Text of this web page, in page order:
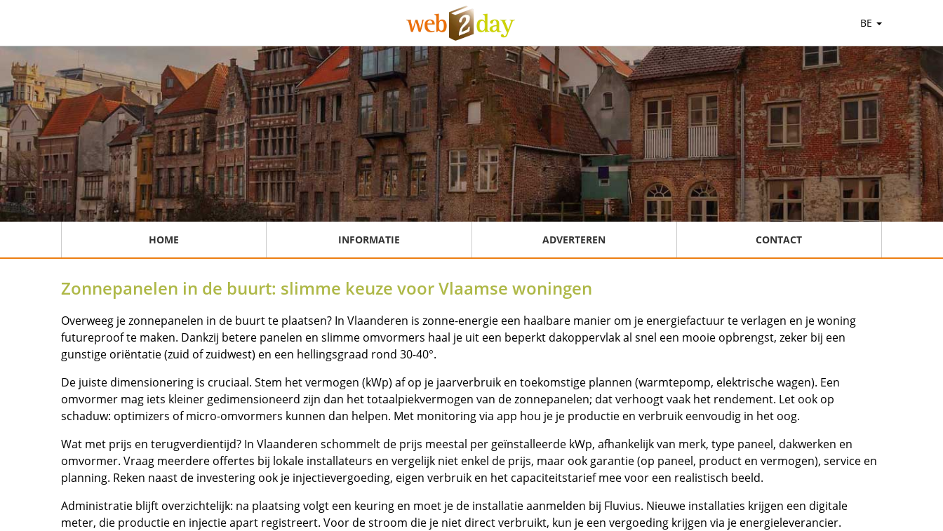
BE
HOME INFORMATIE ADVERTEREN CONTACT
Zonnepanelen in de buurt: slimme keuze voor Vlaamse woningen
Overweeg je zonnepanelen in de buurt te plaatsen? In Vlaanderen is zonne-energie een haalbare manier om je energiefactuur te verlagen en je woning
futureproof te maken. Dankzij betere panelen en slimme omvormers haal je uit een beperkt dakoppervlak al snel een mooie opbrengst, zeker bij een
gunstige oriëntatie (zuid of zuidwest) en een hellingsgraad rond 30-40°.
De juiste dimensionering is cruciaal. Stem het vermogen (kWp) af op je jaarverbruik en toekomstige plannen (warmtepomp, elektrische wagen). Een
omvormer mag iets kleiner gedimensioneerd zijn dan het totaalpiekvermogen van de zonnepanelen; dat verhoogt vaak het rendement. Let ook op
schaduw: optimizers of micro-omvormers kunnen dan helpen. Met monitoring via app hou je je productie en verbruik eenvoudig in het oog.
Wat met prijs en terugverdientijd? In Vlaanderen schommelt de prijs meestal per geïnstalleerde kWp, afhankelijk van merk, type paneel, dakwerken en
omvormer. Vraag meerdere offertes bij lokale installateurs en vergelijk niet enkel de prijs, maar ook garantie (op paneel, product en vermogen), service en
planning. Reken naast de investering ook je injectievergoeding, eigen verbruik en het capaciteitstarief mee voor een realistisch beeld.
Administratie blijft overzichtelijk: na plaatsing volgt een keuring en moet je de installatie aanmelden bij Fluvius. Nieuwe installaties krijgen een digitale
meter, die productie en injectie apart registreert. Voor de stroom die je niet direct verbruikt, kun je een vergoeding krijgen via je energieleverancier.